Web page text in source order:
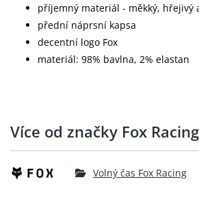
příjemný materiál - měkký, hřejivý
přední náprsní kapsa
decentní logo Fox
materiál: 98% bavlna, 2% elastan
Více od značky Fox Racing
Volný čas Fox Racing